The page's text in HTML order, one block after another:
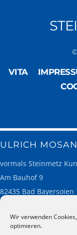
Wir verwenden
optimieren.
©
VITA
ULRICH
vormals Steinmetz
Am Bauhof 9
82435 Bad Bayersoien